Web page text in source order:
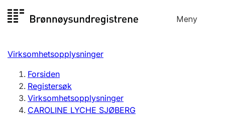
til
Meny
Registersøk
Aksjeselskap
Enkeltpersonforetak
Registrere, endre, slette
Virksomhetsopplysninger
Forsiden
Registersøk
Virksomhetsopplysninger
CAROLINE LYCHE SJØBERG